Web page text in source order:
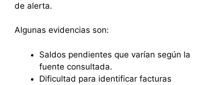
de alerta.
Algunas evidencias son:
Saldos pendientes que varían según la
fuente consultada.
Dificultad para identificar facturas